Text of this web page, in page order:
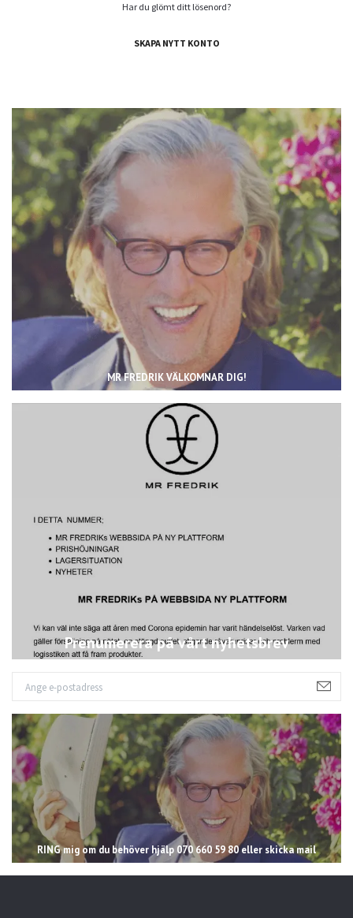
MR FREDRIK VÄLKOMNAR DIG!
Prenumerera på vårt nyhetsbrev
RING mig om du behöver hjälp 070 660 59 80 eller skicka mail
Har du glömt ditt lösenord?
SKAPA NYTT KONTO